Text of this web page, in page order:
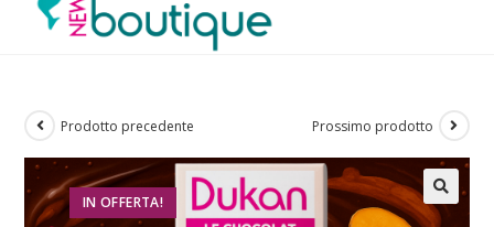
IN OFFERTA!
Prodotto precedente Prossimo prodotto